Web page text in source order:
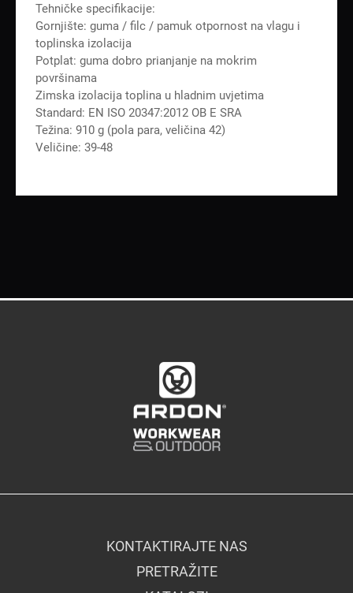
Tehničke specifikacije:
Gornjište: guma / filc / pamuk otpornost na vlagu i
toplinska izolacija
Potplat: guma dobro prianjanje na mokrim
površinama
Zimska izolacija toplina u hladnim uvjetima
Standard: EN ISO 20347:2012 OB E SRA
Težina: 910 g (pola para, veličina 42)
Veličine: 39-48
KONTAKTIRAJTE NAS
PRETRAŽITE